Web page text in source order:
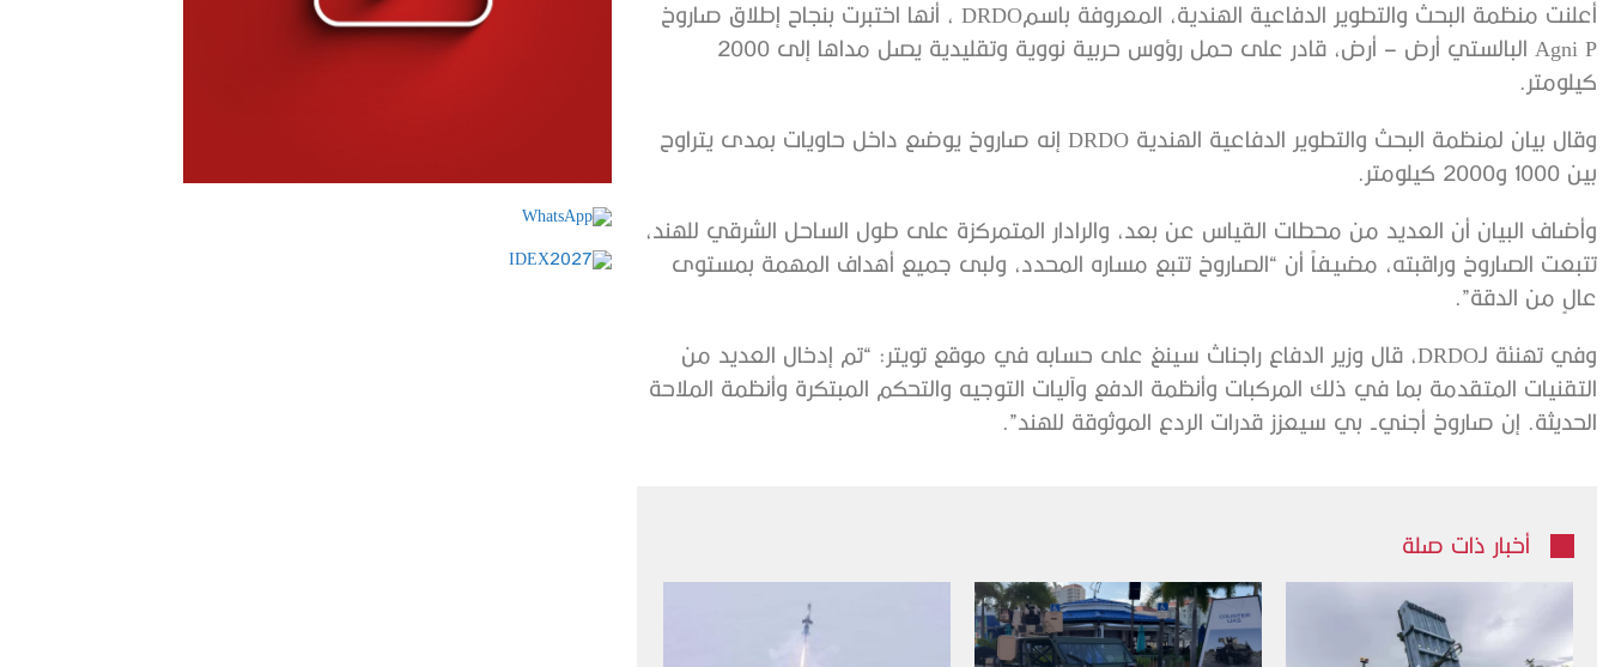
أعلنت منظمة البحث والتطوير الدفاعية الهندية، المعروفة باسمDRDO ، أنها اختبرت بنجاح إطلاق صاروخ
Agni P البالستي أرض – أرض، قادر على حمل رؤوس حربية نووية وتقليدية يصل مداها إلى 2000
كيلومتر.
وقال بيان لمنظمة البحث والتطوير الدفاعية الهندية DRDO إنه صاروخ يوضع داخل حاويات بمدى يتراوح
بين 1000 و2000 كيلومتر.
وأضاف البيان أن العديد من محطات القياس عن بعد، والرادار المتمركزة على طول الساحل الشرقي للهند،
تتبعت الصاروخ وراقبته، مضيفاً أن “الصاروخ تتبع مساره المحدد، ولبى جميع أهداف المهمة بمستوى
عالٍ من الدقة”.
وفي تهنئة لـDRDO، قال وزير الدفاع راجناث سينغ على حسابه في موقع تويتر: “تم إدخال العديد من
التقنيات المتقدمة بما في ذلك المركبات وأنظمة الدفع وآليات التوجيه والتحكم المبتكرة وأنظمة الملاحة
الحديثة. إن صاروخ أجني- بي سيعزز قدرات الردع الموثوقة للهند”.
أخبار ذات صلة